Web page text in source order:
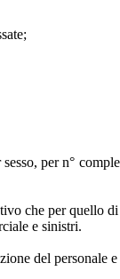
per n°
che per quello
e sinistri.
del personale